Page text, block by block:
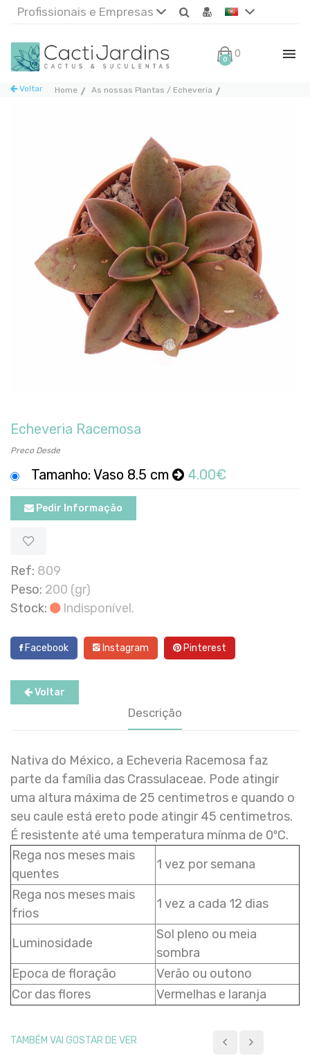
Profissionais e Empresas
0 0€
Home As nossas Plantas / Echeveria
Voltar
Echeveria Racemosa
Preco Desde
Tamanho: Vaso 8.5 cm 4.00€
Pedir Informação
Ref: 809
Peso: 200 (gr)
Stock:
Indisponível.
Facebook Instagram Pinterest
Voltar
Descrição
Nativa do México, a Echeveria Racemosa faz
parte da família das Crassulaceae. Pode atingir
uma altura máxima de 25 centimetros e quando o
seu caule está ereto pode atingir 45 centimetros.
É resistente até uma temperatura mínma de 0ºC.
Rega nos meses mais
quentes
1 vez por semana
Rega nos meses mais
frios
1 vez a cada 12 dias
Luminosidade
Sol pleno ou meia
sombra
Epoca de floração
Verão ou outono
Cor das flores
Vermelhas e laranja
TAMBÉM VAI GOSTAR DE VER